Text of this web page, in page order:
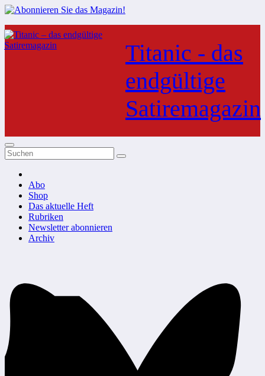
Zum
Inhalt
springen
Titanic - das
endgültige
Satiremagazin
Abo
Shop
Das aktuelle Heft
Rubriken
Newsletter abonnieren
Archiv